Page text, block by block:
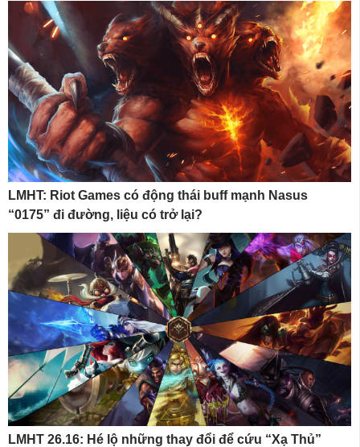
LMHT: Riot Games có động thái buff mạnh Nasus
“0175” đi đường, liệu có trở lại?
LMHT 26.16: Hé lộ những thay đổi để cứu “Xạ Thủ”